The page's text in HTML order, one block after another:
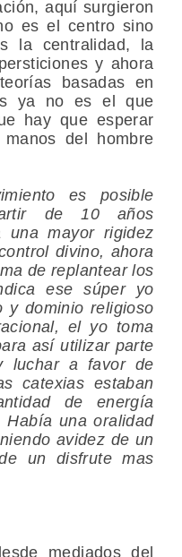
aquí surgieron
es el centro sino
la centralidad, la
y ahora
basadas en
ya no es el que
hay que esperar
del hombre
es posible
de 10 años
una mayor rigidez
divino, ahora
de replantear los
ese súper yo
y dominio religioso
el yo toma
así utilizar parte
luchar a favor de
catexias estaban
de energía
Había una oralidad
avidez de un
un disfrute mas
mediados del